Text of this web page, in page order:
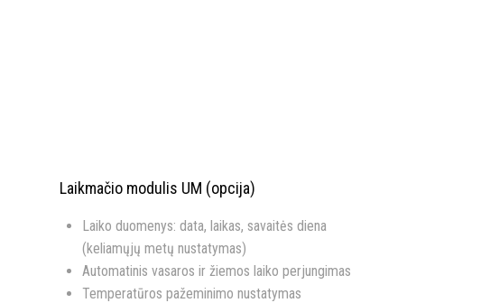
Laikmačio modulis UM (opcija)
Laiko duomenys: data, laikas, savaitės diena
(keliamųjų metų nustatymas)
Automatinis vasaros ir žiemos laiko perjungimas
Temperatūros pažeminimo nustatymas